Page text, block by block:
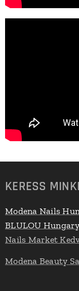
KERESS
Modena Nails
BLULOU Hungary
Nails Market
Modena Beauty